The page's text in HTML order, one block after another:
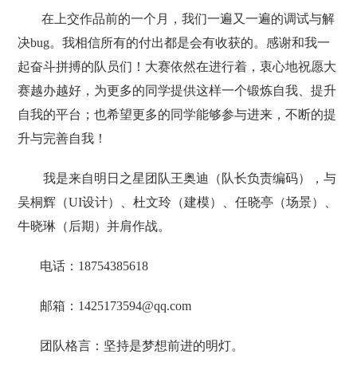
在上交作品前的一个月，我们一遍又一遍的调试与解
决bug。我相信所有的付出都是会有收获的。感谢和我一
起奋斗拼搏的队员们！大赛依然在进行着，衷心地祝愿大
赛越办越好，为更多的同学提供这样一个锻炼自我、提升
自我的平台；也希望更多的同学能够参与进来，不断的提
升与完善自我！
我是来自明日之星团队王奥迪（队长负责编码），与
吴桐辉（UI设计）、杜文玲 （建模）、任晓亭（场景）、
牛晓琳（后期）并肩作战。
电话：18754385618
邮箱：1425173594@qq.com
团队格言：坚持是梦想前进的明灯。